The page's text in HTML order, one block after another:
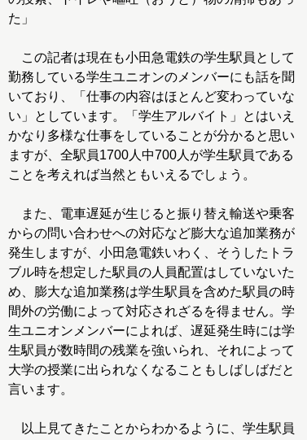
た」
この記者は現在も小田急電鉄の学生駅員として
勤務している学生ユニオンのメンバーにも話を聞
いており、「仕事の内容はほとんど変わっていな
い」としています。「学生アルバイト」とはいえ
かなり多様な仕事をしていることが分かると思い
ますが、全駅員1700人中700人が学生駅員である
ことを考えれば当然ともいえるでしょう。
また、電車遅延が生じると振り替え輸送や乗客
からの問い合わせへの対応など膨大な追加業務が
発生しますが、小田急電鉄いわく、そうしたトラ
ブル時を想定した駅員の人員配置はしていないた
め、膨大な追加業務は学生駅員を含めた駅員の時
間外の労働によって対応されざるを得ません。学
生ユニオンメンバーによれば、遅延発生時には学
生駅員が数時間の残業を強いられ、それによって
大学の授業に出られなくなることもしばしばだと
言います。
以上見てきたことからわかるように、学生駅員